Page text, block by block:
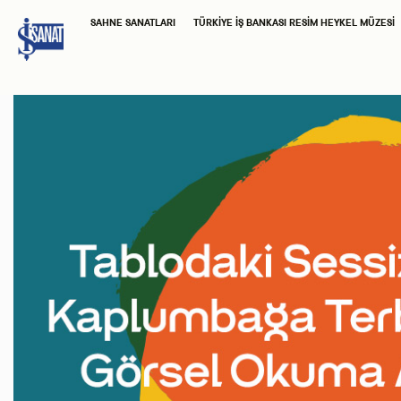
SAHNE SANATLARI TÜRKIYE İŞ BANKASI RESIM HEYKEL MÜZESI